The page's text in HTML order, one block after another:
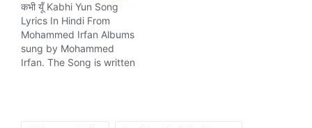
कभी यूँ Kabhi Yun Song
Lyrics In Hindi From
Mohammed Irfan Albums
sung by Mohammed
Irfan. The Song is written